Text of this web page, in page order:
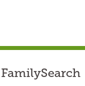
FamilySearch